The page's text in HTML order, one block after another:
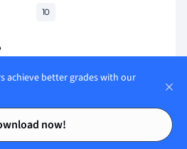
Contents
Contents
10
learning
di Clapeyron?
achieve better grades with our
now!